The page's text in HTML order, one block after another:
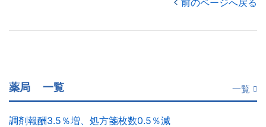
前のページへ戻る
薬局 一覧 一覧
調剤報酬3.5％増、処方箋枚数0.5％減